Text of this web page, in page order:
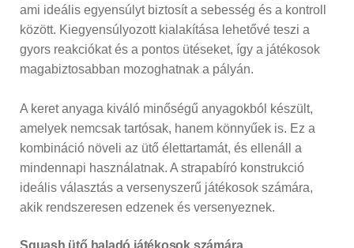
ami ideális egyensúlyt biztosít a sebesség és a kontroll
között. Kiegyensúlyozott kialakítása lehetővé teszi a
gyors reakciókat és a pontos ütéseket, így a játékosok
magabiztosabban mozoghatnak a pályán.
A keret anyaga kiváló minőségű anyagokból készült,
amelyek nemcsak tartósak, hanem könnyűek is. Ez a
kombináció növeli az ütő élettartamát, és ellenáll a
mindennapi használatnak. A strapabíró konstrukció
ideális választás a versenyszerű játékosok számára,
akik rendszeresen edzenek és versenyeznek.
Squash ütő haladó játékosok számára